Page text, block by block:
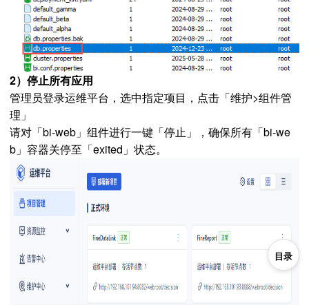
2）停止所有应用
管理员登录运维平台，选中指定项目，点击「维护>组件管
理」
请对「bi-web」组件进行一键「停止」，确保所有「bi-we
b」容器关停至「exited」状态。
目录